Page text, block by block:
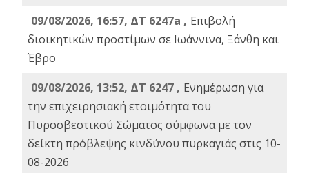
09/08/2026, 16:57, ΔΤ 6247a , Eπιβολή
διοικητικών προστίμων σε Ιωάννινα, Ξάνθη και
Έβρο
09/08/2026, 13:52, ΔΤ 6247 , Ενημέρωση για
την επιχειρησιακή ετοιμότητα του
Πυροσβεστικού Σώματος σύμφωνα με τον
δείκτη πρόβλεψης κινδύνου πυρκαγιάς στις 10-
08-2026